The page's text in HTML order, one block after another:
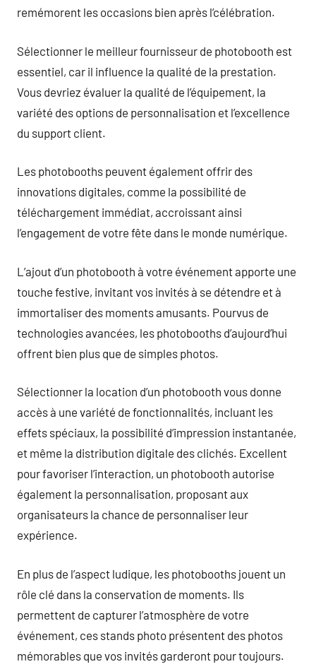
remémorent les occasions bien après l’célébration.
Sélectionner le meilleur fournisseur de photobooth est
essentiel, car il influence la qualité de la prestation.
Vous devriez évaluer la qualité de l’équipement, la
variété des options de personnalisation et l’excellence
du support client.
Les photobooths peuvent également offrir des
innovations digitales, comme la possibilité de
téléchargement immédiat, accroissant ainsi
l’engagement de votre fête dans le monde numérique.
L’ajout d’un photobooth à votre événement apporte une
touche festive, invitant vos invités à se détendre et à
immortaliser des moments amusants. Pourvus de
technologies avancées, les photobooths d’aujourd’hui
offrent bien plus que de simples photos.
Sélectionner la location d’un photobooth vous donne
accès à une variété de fonctionnalités, incluant les
effets spéciaux, la possibilité d’impression instantanée,
et même la distribution digitale des clichés. Excellent
pour favoriser l’interaction, un photobooth autorise
également la personnalisation, proposant aux
organisateurs la chance de personnaliser leur
expérience.
En plus de l’aspect ludique, les photobooths jouent un
rôle clé dans la conservation de moments. Ils
permettent de capturer l’atmosphère de votre
événement, ces stands photo présentent des photos
mémorables que vos invités garderont pour toujours.